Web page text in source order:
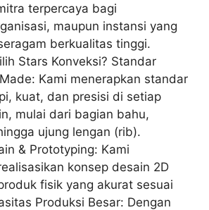
terpercaya bagi
maupun instansi yang
berkualitas tinggi.
Stars Konveksi? Standar
Kami menerapkan standar
kuat, dan presisi di setiap
mulai dari bagian bahu,
ujung lengan (rib).
& Prototyping: Kami
konsep desain 2D
fisik yang akurat sesuai
Produksi Besar: Dengan